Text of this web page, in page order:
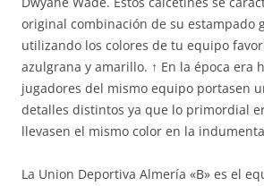
original combinación de su estampado
utilizando los colores de tu equipo
azulgrana y amarillo. ↑ En la época era
jugadores del mismo equipo portasen
detalles distintos ya que lo primordial
llevasen el mismo color en la
La Union Deportiva Almería «B» es el